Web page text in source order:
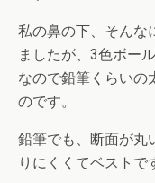
私の鼻の下、そんな
ましたが、3色ボー
なので鉛筆くらいの
のです。
鉛筆でも、断面が丸
りにくくてベストで